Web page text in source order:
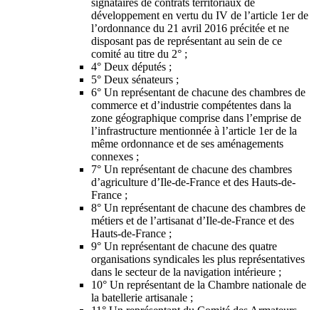
signataires de contrats territoriaux de
développement en vertu du IV de l’article 1er de
l’ordonnance du 21 avril 2016 précitée et ne
disposant pas de représentant au sein de ce
comité au titre du 2° ;
4° Deux députés ;
5° Deux sénateurs ;
6° Un représentant de chacune des chambres de
commerce et d’industrie compétentes dans la
zone géographique comprise dans l’emprise de
l’infrastructure mentionnée à l’article 1er de la
même ordonnance et de ses aménagements
connexes ;
7° Un représentant de chacune des chambres
d’agriculture d’Ile-de-France et des Hauts-de-
France ;
8° Un représentant de chacune des chambres de
métiers et de l’artisanat d’Ile-de-France et des
Hauts-de-France ;
9° Un représentant de chacune des quatre
organisations syndicales les plus représentatives
dans le secteur de la navigation intérieure ;
10° Un représentant de la Chambre nationale de
la batellerie artisanale ;